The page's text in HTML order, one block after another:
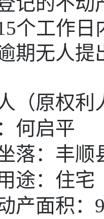
个工作日
期无人提
原权利
启平
落：丰顺
：住宅
面积：